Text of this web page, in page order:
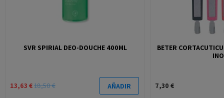
SVR SPIRIAL DEO-DOUCHE 400ML
13,63 €18,50 € AÑADIR
BETER
7,30 €